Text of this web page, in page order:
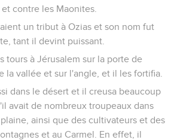
contre les Maonites.
un tribut à Ozias et son nom fut
tant il devint puissant.
tours à Jérusalem sur la porte de
la vallée et sur l'angle, et il les fortifia.
dans le désert et il creusa beaucoup
avait de nombreux troupeaux dans
ainsi que des cultivateurs et des
et au Carmel. En effet, il